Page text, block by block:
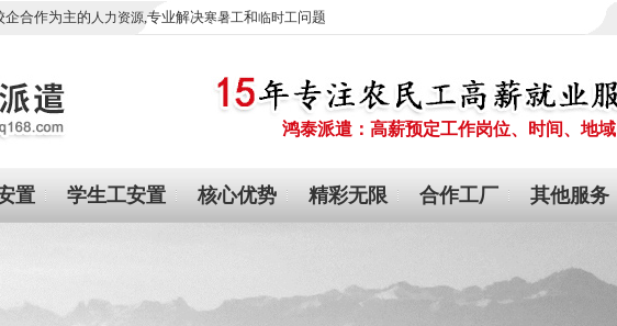
企合作为主的 人力资源,专业解决寒暑工和临时工问题
鸿泰派遣：高薪预定工作岗位、时间、地域
置 学生工安置 核心优势 精彩无限 合作工厂 其他服务